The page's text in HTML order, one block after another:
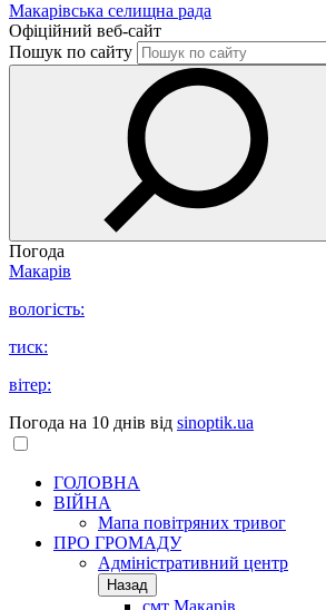
Макарівська селищна рада
Офіційний веб-сайт
Пошук по сайту
Погода
Макарів
вологість:
тиск:
вітер:
Погода на 10 днів від sinoptik.ua
ГОЛОВНА
ВІЙНА
Мапа повітряних тривог
ПРО ГРОМАДУ
Aдміністративний центр
Назад
смт Макарів